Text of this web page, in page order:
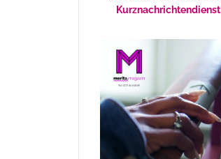
Kurznachrichtendienst